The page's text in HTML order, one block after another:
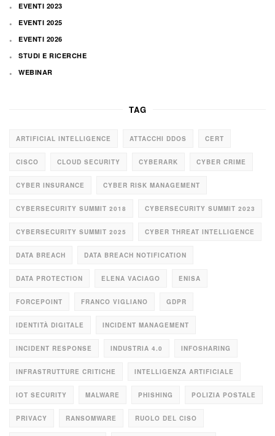
EVENTI 2023
EVENTI 2025
EVENTI 2026
STUDI E RICERCHE
WEBINAR
TAG
ARTIFICIAL INTELLIGENCE ATTACCHI DDOS CERT
CISCO CLOUD SECURITY CYBERARK CYBER CRIME
CYBER INSURANCE CYBER RISK MANAGEMENT
CYBERSECURITY SUMMIT 2018 CYBERSECURITY SUMMIT 2023
CYBERSECURITY SUMMIT 2025 CYBER THREAT INTELLIGENCE
DATA BREACH DATA BREACH NOTIFICATION
DATA PROTECTION ELENA VACIAGO ENISA
FORCEPOINT FRANCO VIGLIANO GDPR
IDENTITÀ DIGITALE INCIDENT MANAGEMENT
INCIDENT RESPONSE INDUSTRIA 4.0 INFOSHARING
INFRASTRUTTURE CRITICHE INTELLIGENZA ARTIFICIALE
IOT SECURITY MALWARE PHISHING POLIZIA POSTALE
PRIVACY RANSOMWARE RUOLO DEL CISO